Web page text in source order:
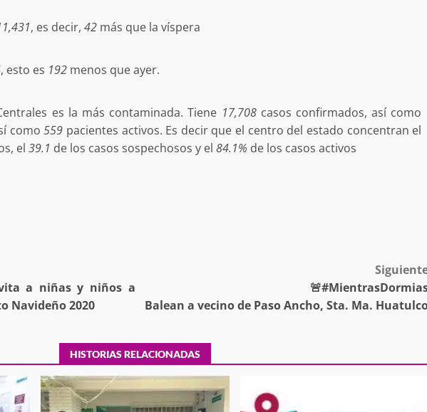
, es decir, 42 más que la víspera
, esto es 192 menos que ayer.
es la más contaminada. Tiene 17,708casos confirmados, así como
como559 pacientes activos. Es decir que el centro del estado concentran el
el 39.1 de los casos sospechosos y el 84.1% de los casos activos
a niñas y niños a
Navideño 2020
Balean a vecino de Paso Ancho, Sta. Ma.
HISTORIAS RELACIONADAS
Ejecuta orden de aprehensión por el
y auxilia a empleada en la
de Módulos del Mercado de
Abasto
27 enero 2026
presencia institucional en San
admin 20 julio 2026